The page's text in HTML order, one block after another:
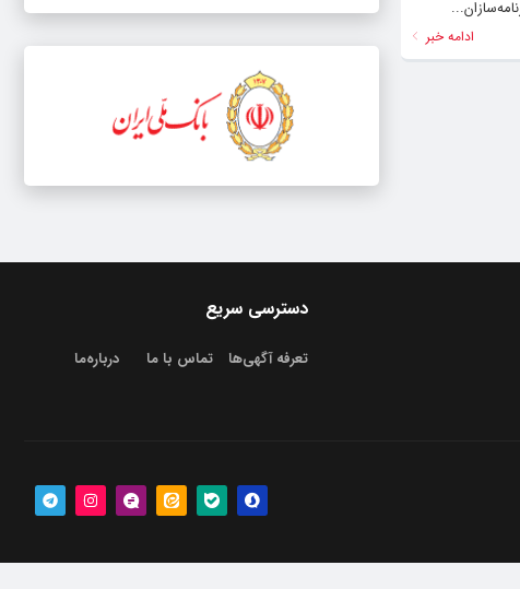
ادامه خبر
دسترسی سریع
تعرفه آگهی‌ها تماس با ما درباره‌‌ما